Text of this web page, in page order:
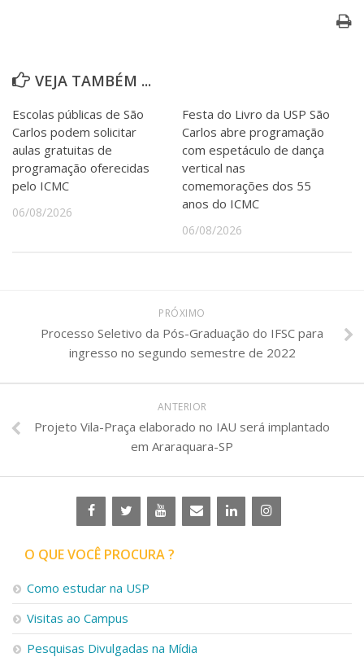
VEJA TAMBÉM ...
Escolas públicas de São
Carlos podem solicitar
aulas gratuitas de
programação oferecidas
pelo ICMC
06/08/2026
Festa do Livro da USP São
Carlos abre programação
com espetáculo de dança
vertical nas
comemorações dos 55
anos do ICMC
06/08/2026
PRÓXIMO
Processo Seletivo da Pós-Graduação do IFSC para
ingresso no segundo semestre de 2022
ANTERIOR
Projeto Vila-Praça elaborado no IAU será implantado
em Araraquara-SP
O QUE VOCÊ PROCURA ?
Como estudar na USP
Visitas ao Campus
Pesquisas Divulgadas na Mídia